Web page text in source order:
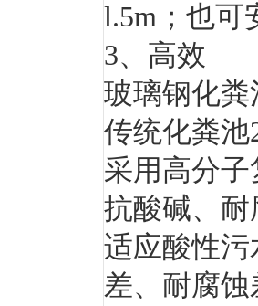
l.5m；也可
3、高效
玻璃钢化
传统化粪池
采用高分
抗酸碱、
适应酸性
差、耐腐